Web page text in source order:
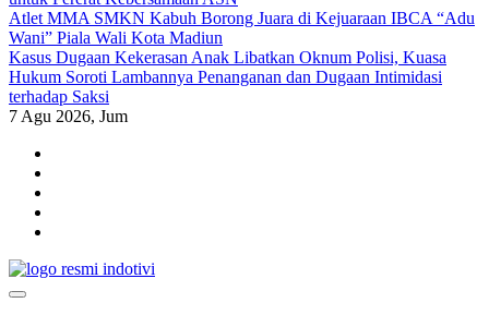
Atlet MMA SMKN Kabuh Borong Juara di Kejuaraan IBCA “Adu
Wani” Piala Wali Kota Madiun
Kasus Dugaan Kekerasan Anak Libatkan Oknum Polisi, Kuasa
Hukum Soroti Lambannya Penanganan dan Dugaan Intimidasi
terhadap Saksi
7 Agu 2026, Jum